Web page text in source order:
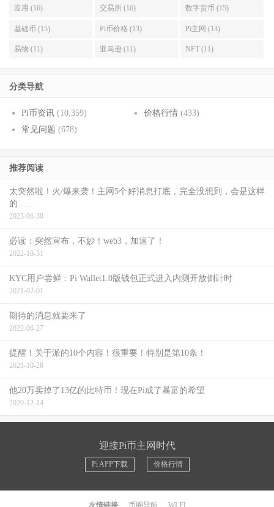
应用 (16) 交易所 (16) 数字货币 (15)
基础币 (15) Pi币价格 (13) Pi主网 (13)
易物 (11) 亚马逊 (11) NFT (11)
分类导航
Pi币资讯 (10,359) 价格行情(433)
常见问题 (678)
推荐阅读
太突然啦！火/爆来袭！主网5个好消息打底，完全没想到，会是这样
的…..
2023-06-30
必读：突然宣布，不妙！web3，加速了！
2022-10-31
KYC用户尝鲜：Pi Wallet1.0版钱包正式进入内测开放倒计时
2021-02-01
期待的消息就要来了
2022-06-27
提醒！关于派的10个内容！很重要！特别是第10条！
2021-10-28
他20万卖掉了13亿的比特币！现在Pi成了暴富的希望
2020-12-14
迎接Pi币主网时代
Pi APP下载 价格行情